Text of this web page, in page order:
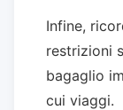
Infine,
restrizioni
bagaglio
cui viaggi.